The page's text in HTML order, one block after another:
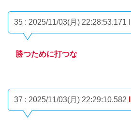
35 : 2025/11/03(月) 22:28:53.171
勝つために打つな
37 : 2025/11/03(月) 22:29:10.582